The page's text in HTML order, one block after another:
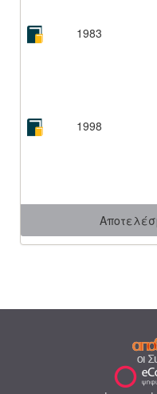
1983
1998